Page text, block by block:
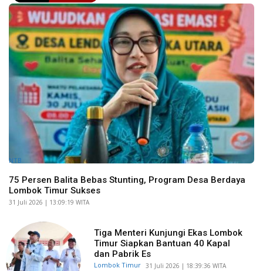
NTB
75 Persen Balita Bebas Stunting, Program Desa Berdaya
Lombok Timur Sukses
​31 Juli 2026 | 13:09:19 WITA
Tiga Menteri Kunjungi Ekas Lombok
Timur Siapkan Bantuan 40 Kapal
dan Pabrik Es
Lombok Timur ​31 Juli 2026 | 18:39:36 WITA